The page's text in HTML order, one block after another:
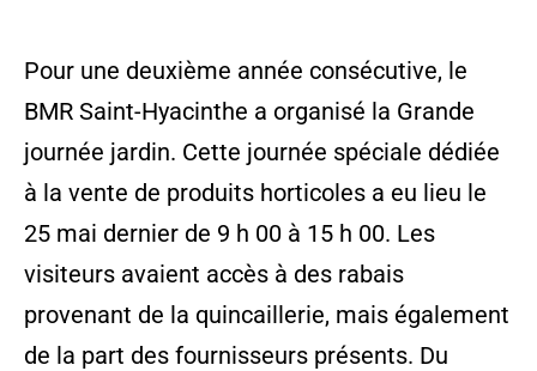
Pour une deuxième année consécutive, le
BMR Saint-Hyacinthe a organisé la Grande
journée jardin. Cette journée spéciale dédiée
à la vente de produits horticoles a eu lieu le
25 mai dernier de 9 h 00 à 15 h 00. Les
visiteurs avaient accès à des rabais
provenant de la quincaillerie, mais également
de la part des fournisseurs présents. Du